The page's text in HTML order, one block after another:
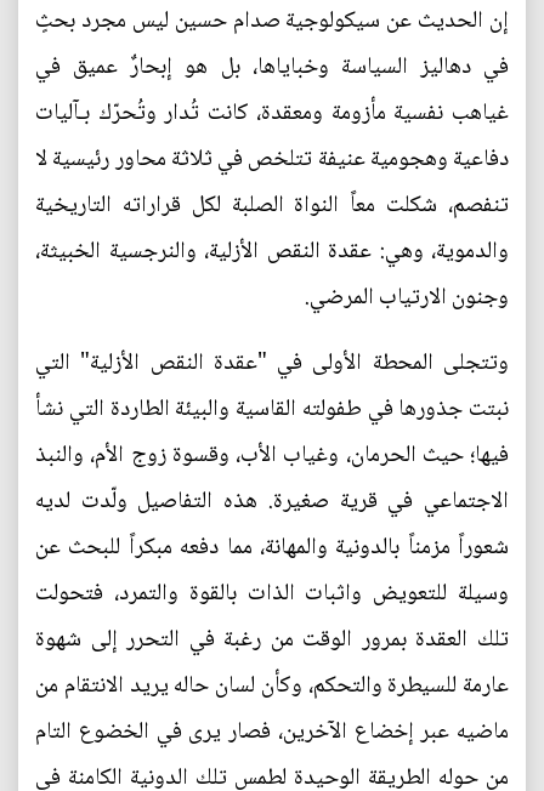
إن الحديث عن سيكولوجية صدام حسين ليس مجرد بحثٍ
في دهاليز السياسة وخباياها، بل هو إبحارٌ عميق في
غياهب نفسية مأزومة ومعقدة، كانت تُدار وتُحرّك بـآليات
دفاعية وهجومية عنيفة تتلخص في ثلاثة محاور رئيسية لا
تنفصم، شكلت معاً النواة الصلبة لكل قراراته التاريخية
والدموية، وهي: عقدة النقص الأزلية، والنرجسية الخبيثة،
وجنون الارتياب المرضي.
وتتجلى المحطة الأولى في "عقدة النقص الأزلية" التي
نبتت جذورها في طفولته القاسية والبيئة الطاردة التي نشأ
فيها؛ حيث الحرمان، وغياب الأب، وقسوة زوج الأم، والنبذ
الاجتماعي في قرية صغيرة. هذه التفاصيل ولّدت لديه
شعوراً مزمناً بالدونية والمهانة، مما دفعه مبكراً للبحث عن
وسيلة للتعويض واثبات الذات بالقوة والتمرد، فتحولت
تلك العقدة بمرور الوقت من رغبة في التحرر إلى شهوة
عارمة للسيطرة والتحكم، وكأن لسان حاله يريد الانتقام من
ماضيه عبر إخضاع الآخرين، فصار يرى في الخضوع التام
من حوله الطريقة الوحيدة لطمس تلك الدونية الكامنة في